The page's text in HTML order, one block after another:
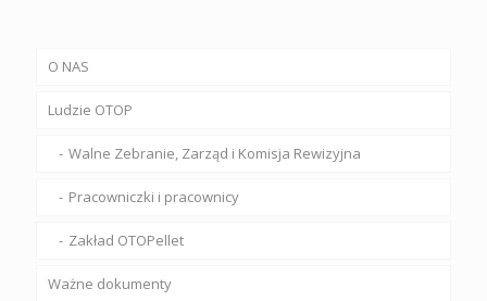
O NAS
Ludzie OTOP
Walne Zebranie, Zarząd i Komisja Rewizyjna
Pracowniczki i pracownicy
Zakład OTOPellet
Ważne dokumenty